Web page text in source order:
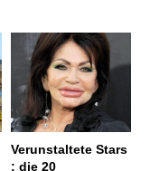
Verunstaltete Stars
: die 20